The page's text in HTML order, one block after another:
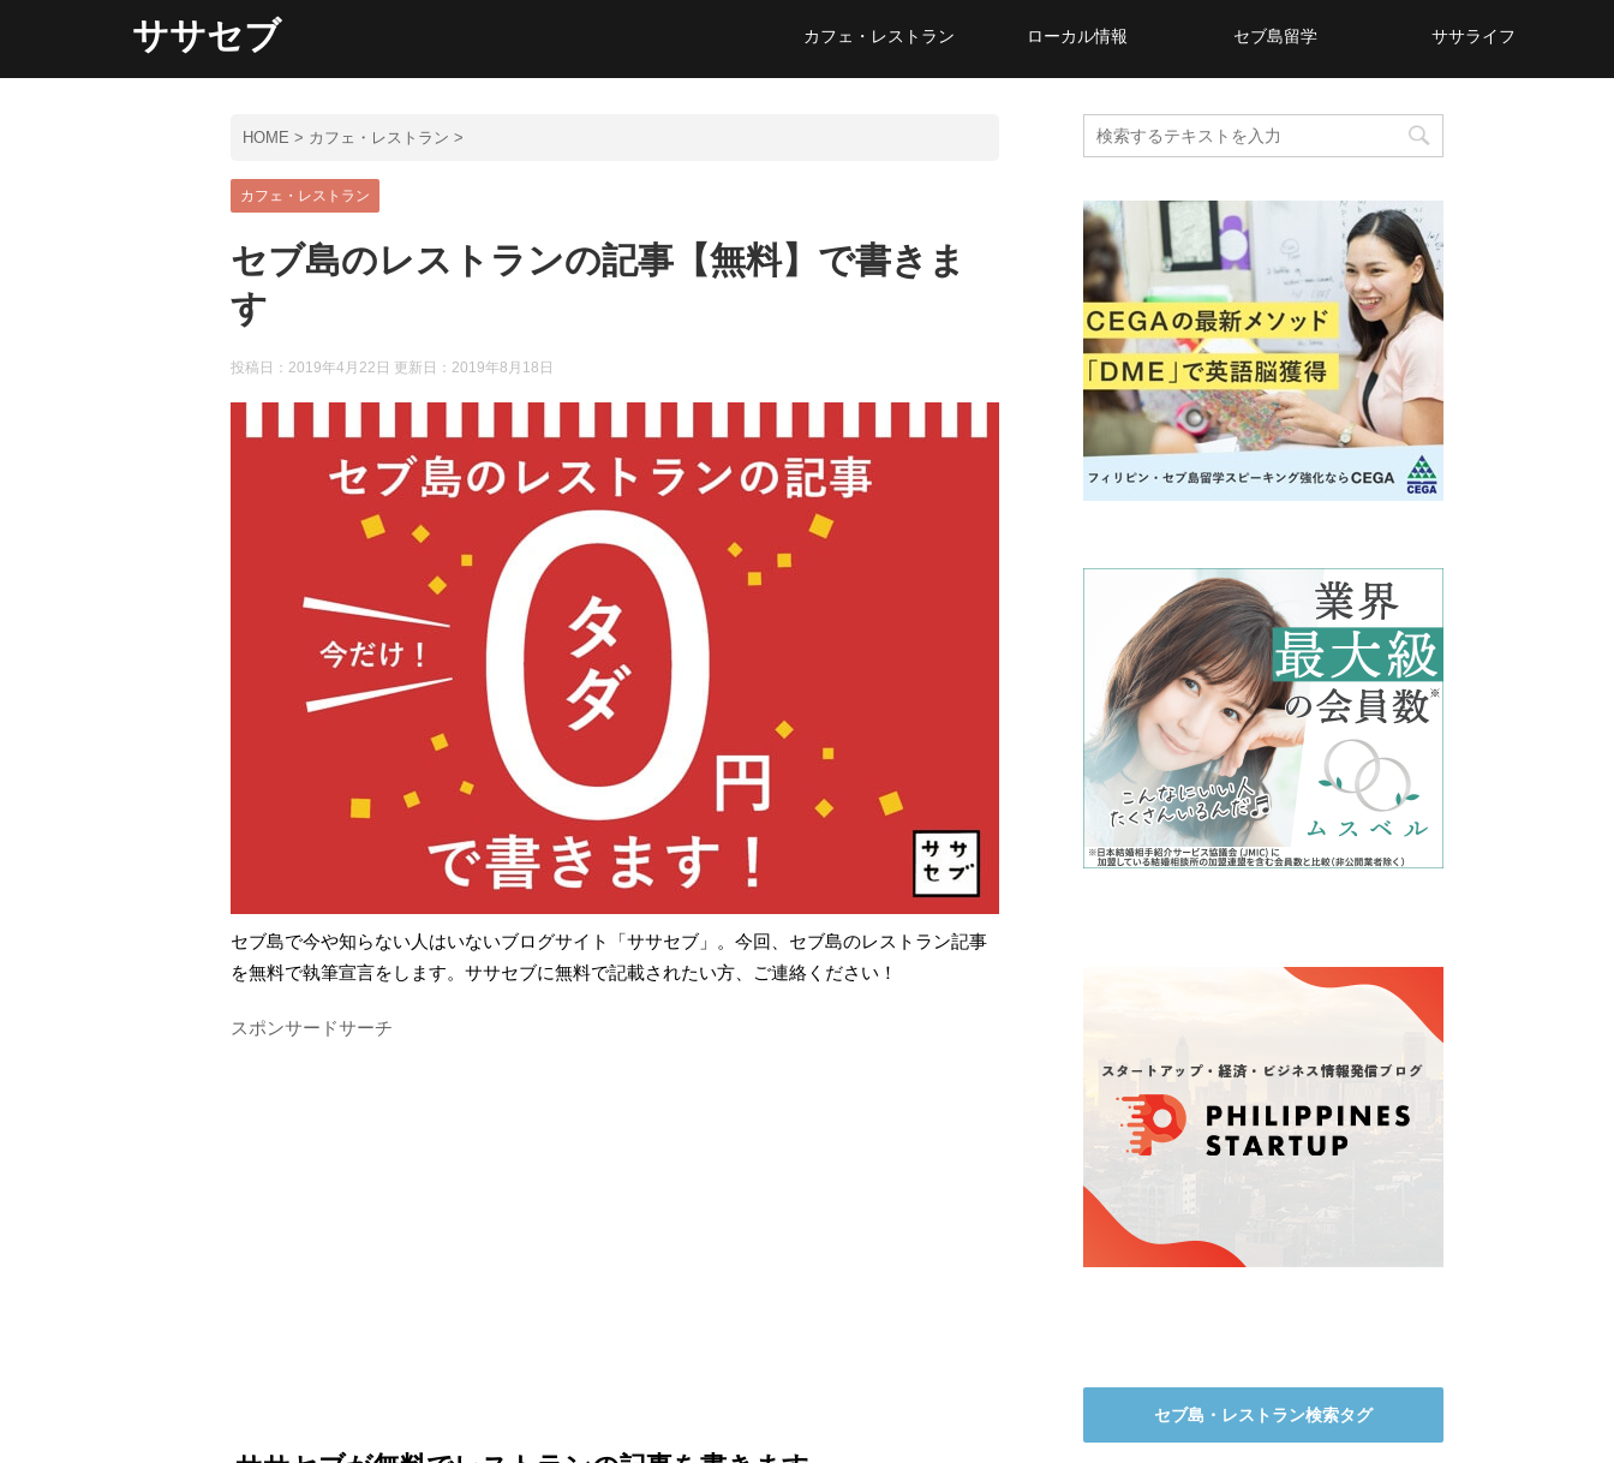
ササセブ カフェ・レストラン ローカル情報 セブ島留学 ササライフ
HOME > カフェ・レストラン >
カフェ・レストラン
セブ島のレストランの記事【無料】で書きま
す
投稿日：2019年4月22日 更新日： 2019年8月18日
セブ島で今や知らない人はいないブログサイト「ササセブ」。今回、セブ島のレストラン記事
を無料で執筆宣言をします。ササセブに無料で記載されたい方、ご連絡ください！
スポンサードサーチ
セブ島・レストラン検索タグ